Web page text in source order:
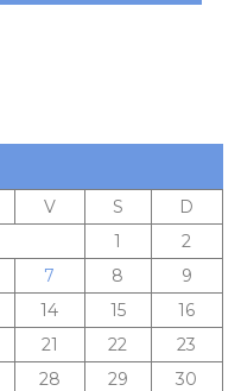
V S
D
1
2
7 8
9
14 15
16
21 22
23
28 29
30